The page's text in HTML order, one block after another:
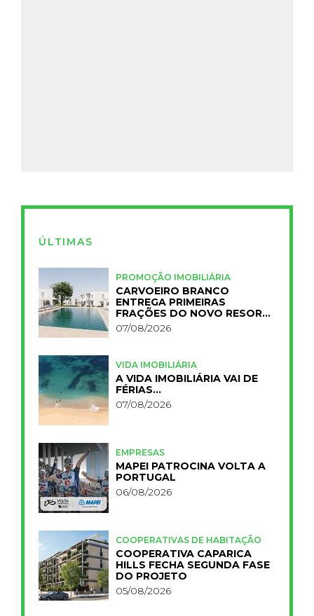
ÚLTIMAS
PROMOÇÃO IMOBILIÁRIA
CARVOEIRO BRANCO
ENTREGA PRIMEIRAS
FRAÇÕES DO NOVO RESORT
PRIMELIFE
07/08/2026
VIDA IMOBILIÁRIA
A VIDA IMOBILIÁRIA VAI DE
FÉRIAS…
07/08/2026
EMPRESAS
MAPEI PATROCINA VOLTA A
PORTUGAL
06/08/2026
COOPERATIVAS DE HABITAÇÃO
COOPERATIVA CAPARICA
HILLS FECHA SEGUNDA FASE
DO PROJETO
05/08/2026